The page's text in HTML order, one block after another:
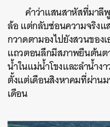
คำว่าแสนสาหัสที่มาลี
ล้อ แต่กลับซ่อนความจริงแ
กวาดตามองไปยังสวนของ
แถวตอนลึกมีสภาพยืนต้นต
น้ำในแม่น้ำโขงและลำน้ำง
ตั้งแต่เดือนสิงหาคมที่ผ่าน
เดือน